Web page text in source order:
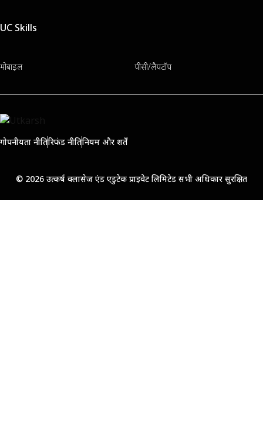
UC Skills
मोबाइल पीसी/लैपटॉप
गोपनीयता नीतिरिफंड नीतिनियम और शर्तें
© 2026 उत्कर्ष क्लासेज एंड एडुटेक प्राइवेट लिमिटेड सभी अधिकार सुरक्षित